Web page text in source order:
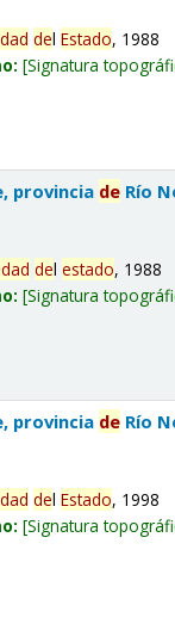
delEstado, 1988
Signatura
provincia de Río
delestado, 1988
Signatura
provincia de Río
delEstado, 1998
Signatura